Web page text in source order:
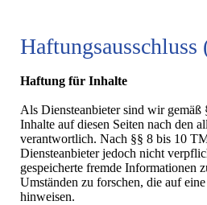
Haftung für Inhalte
Als Diensteanbieter sind wir
Inhalte auf diesen Seiten nach den
verantwortlich. Nach §§ 8 bis 10
Diensteanbieter jedoch nicht
gespeicherte fremde Informationen
Umständen zu forschen, die auf
hinweisen.